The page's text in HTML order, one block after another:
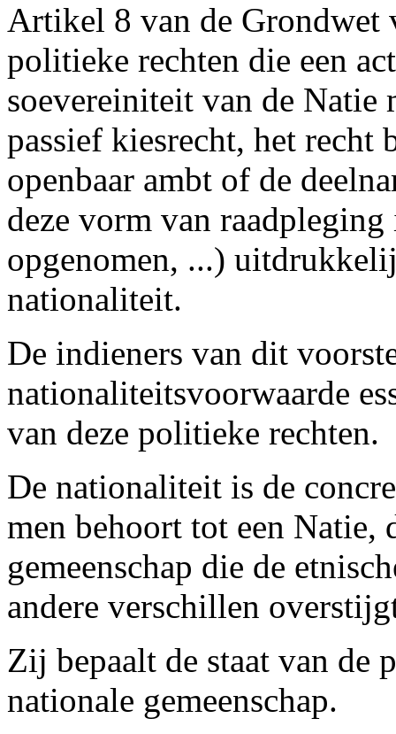
Artikel 8 van de Grondwet
politieke rechten die een
soevereiniteit van de
passief kiesrecht, het recht
openbaar ambt of de
deze vorm van
opgenomen, ...)
nationaliteit.
De indieners van dit
nationaliteitsvoorwaarde
van deze politieke rechten.
De nationaliteit is de
men behoort tot een Natie,
gemeenschap die de
andere verschillen
Zij bepaalt de staat van de
nationale gemeenschap.